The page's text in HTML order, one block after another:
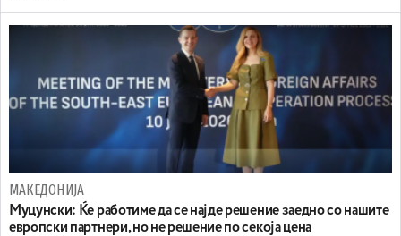
МАКЕДОНИЈА
Муцунски: Ќе работиме да се најде решение заедно со нашите
европски партнери, но не решение по секоја цена